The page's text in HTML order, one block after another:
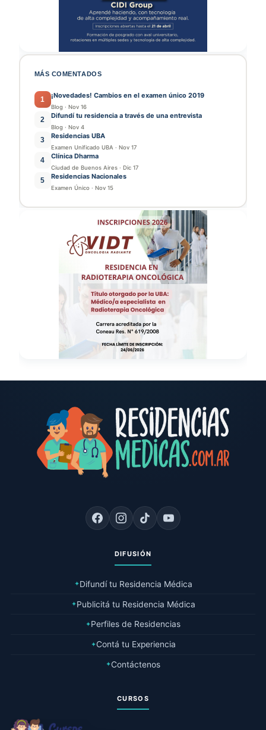
MÁS COMENTADOS
1 ¡Novedades! Cambios en el examen único 2019
Blog · Nov 16
2 Difundí tu residencia a través de una entrevista
Blog · Nov 4
3 Residencias UBA
Examen Unificado UBA · Nov 17
4 Clínica Dharma
Ciudad de Buenos Aires · Dic 17
5 Residencias Nacionales
Examen Único · Nov 15
DIFUSIÓN
✦Difundí tu Residencia Médica
✦Publicitá tu Residencia Médica
✦Perfiles de Residencias
✦Contá tu Experiencia
✦Contáctenos
CURSOS